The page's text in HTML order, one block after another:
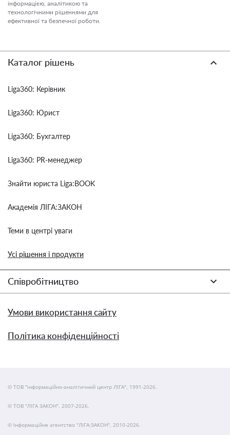
інформацією, аналітикою та
технологічними рішеннями для
ефективної та безпечної роботи.
Каталог рішень
Liga360: Керівник
Liga360: Юрист
Liga360: Бухгалтер
Liga360: PR-менеджер
Знайти юриста Liga:BOOK
Академія ЛІГА:ЗАКОН
Теми в центрі уваги
Усі рішення і продукти
Співробітництво
Умови використання сайту
Політика конфіденційності
© ТОВ "інформаційно-аналітичний центр ЛІГА", 1991-2026.
© ТОВ "ЛІГА ЗАКОН", 2007-2026.
© Інформаційне агентство "ЛІГА:ЗАКОН", 2010-2026.